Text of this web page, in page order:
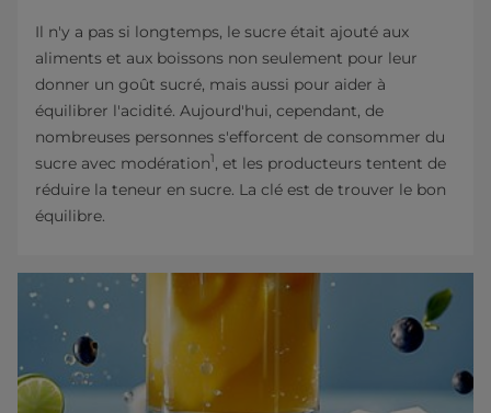
Il n'y a pas si longtemps, le sucre était ajouté aux
aliments et aux boissons non seulement pour leur
donner un goût sucré, mais aussi pour aider à
équilibrer l'acidité. Aujourd'hui, cependant, de
nombreuses personnes s'efforcent de consommer du
sucre avec modération1, et les producteurs tentent de
réduire la teneur en sucre. La clé est de trouver le bon
équilibre.